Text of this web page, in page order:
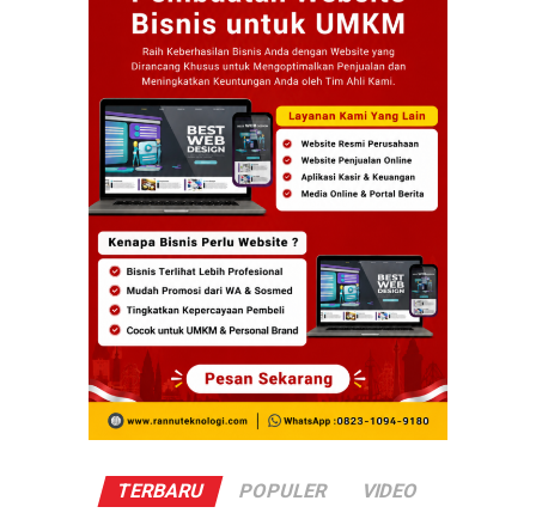
TERBARU POPULER VIDEO